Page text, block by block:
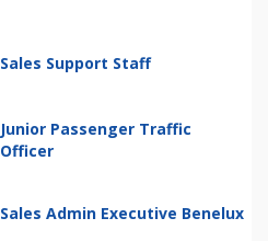
Sales Support Staff
Junior Passenger Traffic
Officer
Sales Admin Executive Benelux